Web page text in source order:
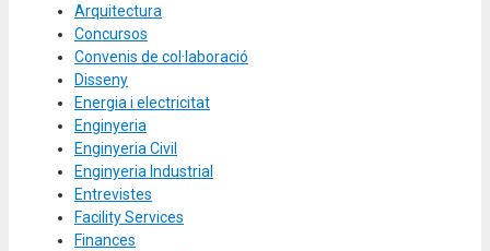
Arquitectura
Concursos
Convenis de col·laboració
Disseny
Energia i electricitat
Enginyeria
Enginyeria Civil
Enginyeria Industrial
Entrevistes
Facility Services
Finances